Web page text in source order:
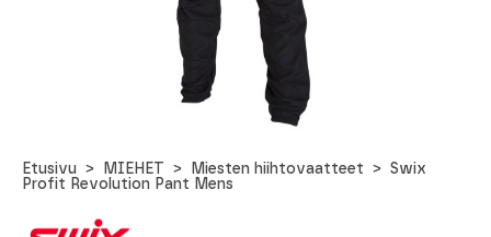
Etusivu MIEHET Miesten hiihtovaatteet
Swix
Profit Revolution Pant Mens